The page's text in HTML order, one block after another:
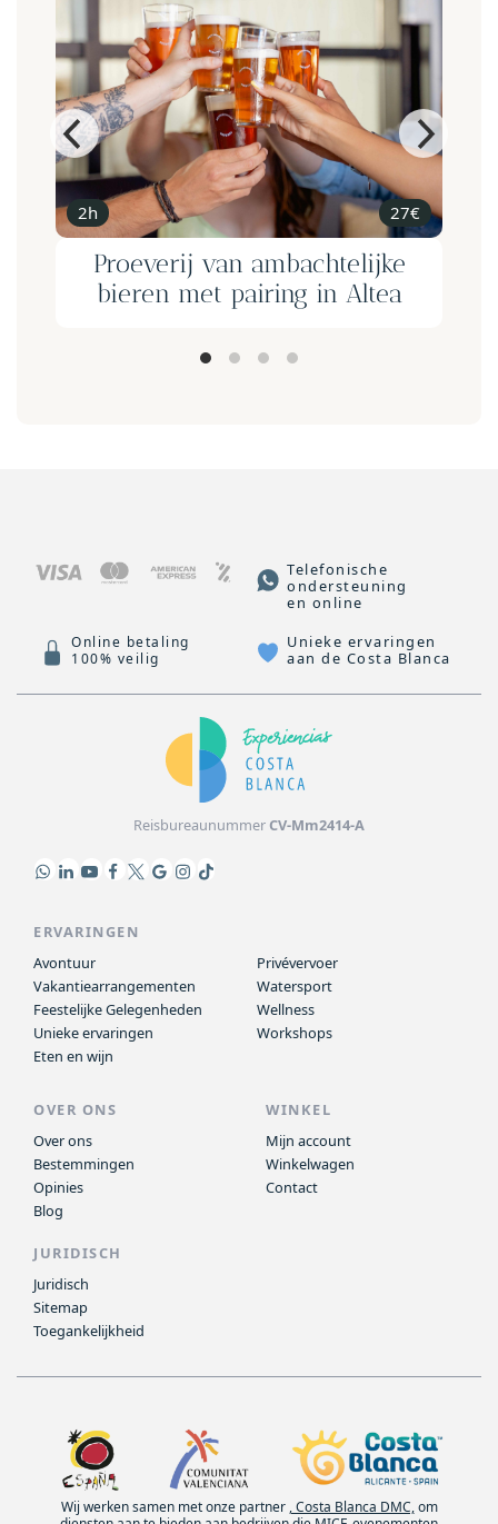
2h 27€
Proeverij van ambachtelijke
bieren met pairing in Altea
Telefonische
ondersteuning
en online
Online betaling
100% veilig
Unieke ervaringen
aan de Costa Blanca
ReisbureaunummerCV-Mm2414-A
ERVARINGEN
Avontuur
Vakantiearrangementen
Feestelijke Gelegenheden
Unieke ervaringen
Eten en wijn
Privévervoer
Watersport
Wellness
Workshops
OVER ONS
Over ons
Bestemmingen
Opinies
Blog
WINKEL
Mijn account
Winkelwagen
Contact
JURIDISCH
Juridisch
Sitemap
Toegankelijkheid
Wij werken samen met onze partner , Costa Blanca DMC,om